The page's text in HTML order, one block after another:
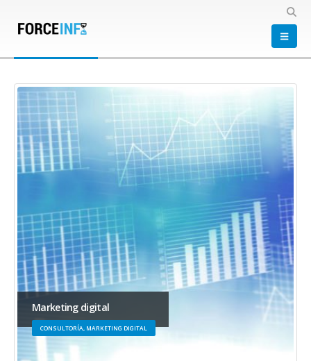
Conversion
Marketing digital
CONSULTORÍA, MARKETING DIGITAL